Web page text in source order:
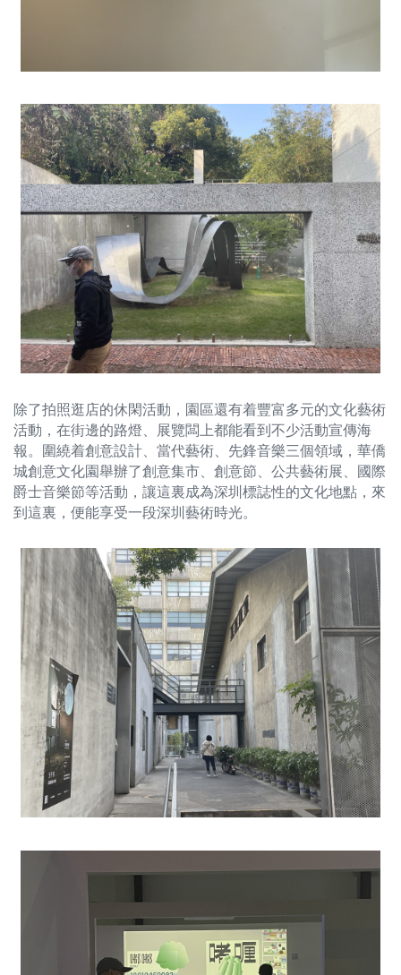
除了拍照逛店的休閑活動，園區還有着豐富多元的文化藝術
活動，在街邊的路燈、展覽闆上都能看到不少活動宣傳海
報。圍繞着創意設計、當代藝術、先鋒音樂三個領域，華僑
城創意文化園舉辦了創意集市、創意節、公共藝術展、國際
爵士音樂節等活動，讓這裏成為深圳標誌性的文化地點，來
到這裏，便能享受一段深圳藝術時光。